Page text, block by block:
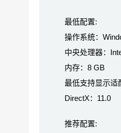
最低配置:
操作系统：
中央处理器：
内存：8 GB
最低支持显示适
DirectX：11.0
推荐配置: